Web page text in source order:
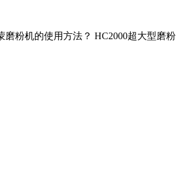
粉机的使用方法？ HC2000超大型磨粉